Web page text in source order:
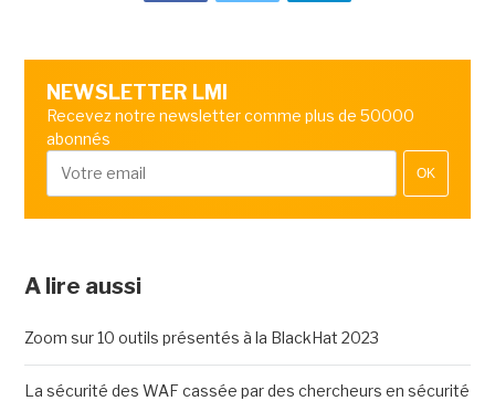
NEWSLETTER LMI
Recevez notre newsletter comme plus de 50000
abonnés
OK
A lire aussi
Zoom sur 10 outils présentés à la BlackHat 2023
La sécurité des WAF cassée par des chercheurs en sécurité